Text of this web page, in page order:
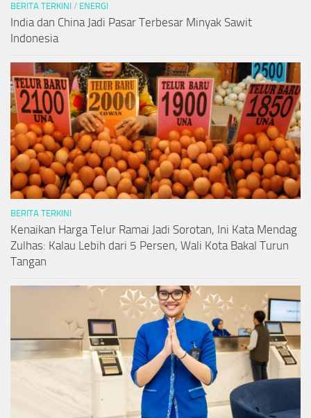
BERITA TERKINI / ENERGI
India dan China Jadi Pasar Terbesar Minyak Sawit
Indonesia
BERITA TERKINI
Kenaikan Harga Telur Ramai Jadi Sorotan, Ini Kata Mendag
Zulhas: Kalau Lebih dari 5 Persen, Wali Kota Bakal Turun
Tangan